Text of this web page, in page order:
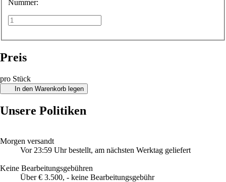
Nummer:
Preis
pro Stück
In den Warenkorb legen
Unsere Politiken
Morgen versandt
Vor 23:59 Uhr bestellt, am nächsten Werktag geliefert
Keine Bearbeitungsgebühren
Über € 3.500, - keine Bearbeitungsgebühr